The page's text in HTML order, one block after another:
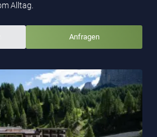
Alltag.
Anfragen